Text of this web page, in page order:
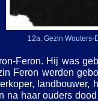
Feron. Hij was
Feron werden
haar ouders
12a. Gezin Wouters-